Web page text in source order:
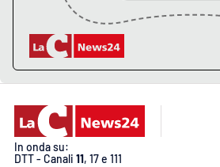
In onda su:
DTT - Canali 11, 17 e 111